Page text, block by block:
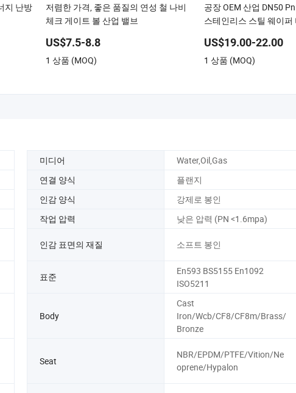
지 난방
저렴한 가격, 좋은 품질의 연성 철 나비
체크 게이트 볼 산업 밸브
US$7.5-8.8
1 상품 (MOQ)
공장 OEM 산업 DN50
스테인리스 스틸 웨이퍼
US$19.00-22.00
1 상품 (MOQ)
미디어
Water,Oil,Gas
연결 양식
플랜지
인감 양식
강제로 봉인
작업 압력 낮은 압력 (PN <1.6mpa)
인감 표면의 재질 소프트 봉인
표준
En593 BS5155 En1092
ISO5211
Body
Cast
Iron/Wcb/CF8/CF8m/Brass/
Bronze
Seat
NBR/EPDM/PTFE/Vition/Ne
oprene/Hypalon